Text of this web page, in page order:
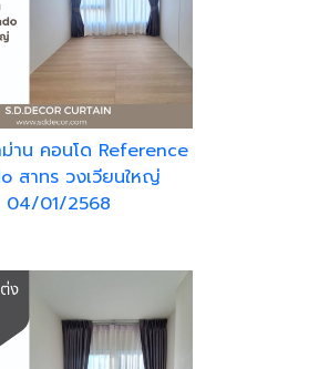
าน คอนโด Reference
สาทร วงเวียนใหญ่
04/01/2568